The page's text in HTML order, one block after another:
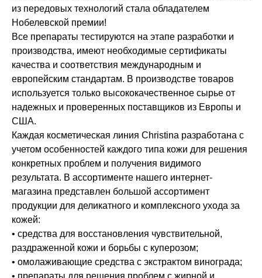
из передовых технологий стала обладателем
Нобелевской премии!
Все препараты тестируются на этапе разработки и
производства, имеют необходимые сертификаты
качества и соответствия международным и
европейским стандартам. В производстве товаров
используется только высококачественное сырье от
надежных и проверенных поставщиков из Европы и
США.
Каждая косметическая линия Christina разработана с
учетом особенностей каждого типа кожи для решения
конкретных проблем и получения видимого
результата. В ассортименте нашего интернет-
магазина представлен большой ассортимент
продукции для деликатного и комплексного ухода за
кожей:
• средства для восстановления чувствительной,
раздраженной кожи и борьбы с куперозом;
• омолаживающие средства с экстрактом винограда;
• препараты для решения проблем с жирной и